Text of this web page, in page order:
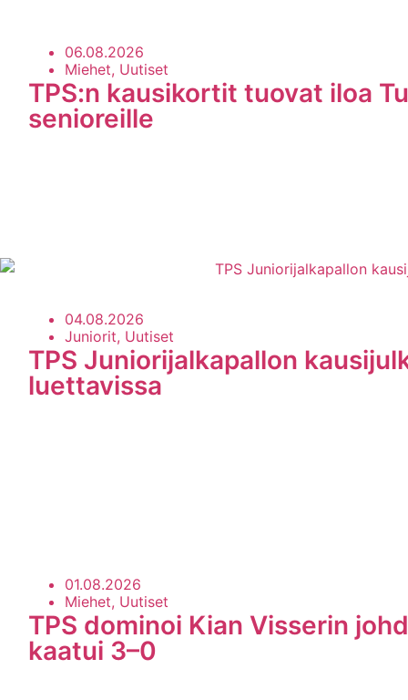
06.08.2026
Miehet, Uutiset
TPS:n kausikortit tuovat iloa
senioreille
04.08.2026
Juniorit, Uutiset
TPS Juniorijalkapallon
luettavissa
01.08.2026
Miehet, Uutiset
TPS dominoi Kian Visserin
kaatui 3–0